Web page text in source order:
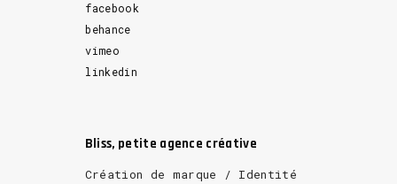
facebook
behance
vimeo
linkedin
Bliss, petite agence créative
Création de marque / Identité